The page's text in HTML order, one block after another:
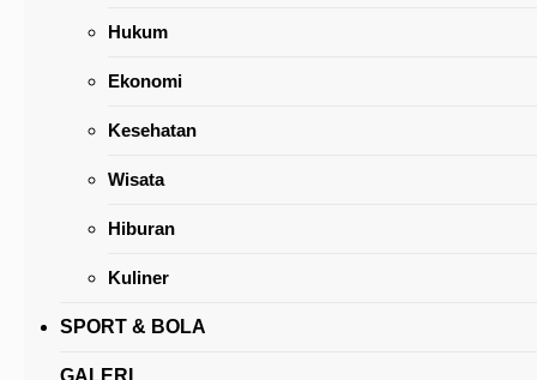
Hukum
Ekonomi
Kesehatan
Wisata
Hiburan
Kuliner
SPORT & BOLA